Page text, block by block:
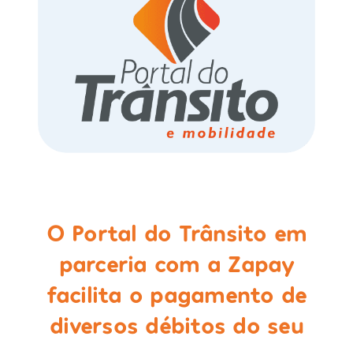
O Portal do Trânsito em
parceria com a Zapay
facilita o pagamento de
diversos débitos do seu